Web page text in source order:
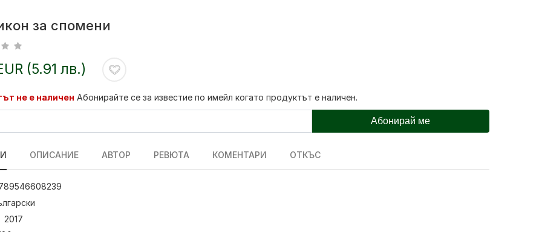
за спомени
(5.91 лв.)
не е наличен Абонирайте се за известие по имейл когато продуктът е наличен.
Абонирай ме
ОПИСАНИЕ АВТОР РЕВЮТА КОМЕНТАРИ ОТКЪС
2017